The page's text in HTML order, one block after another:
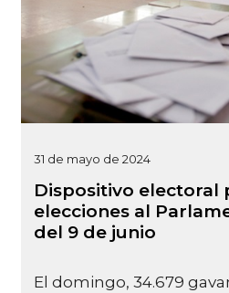
31 de mayo de 2024
Dispositivo electoral
elecciones al
del 9 de junio
El domingo, 34.679